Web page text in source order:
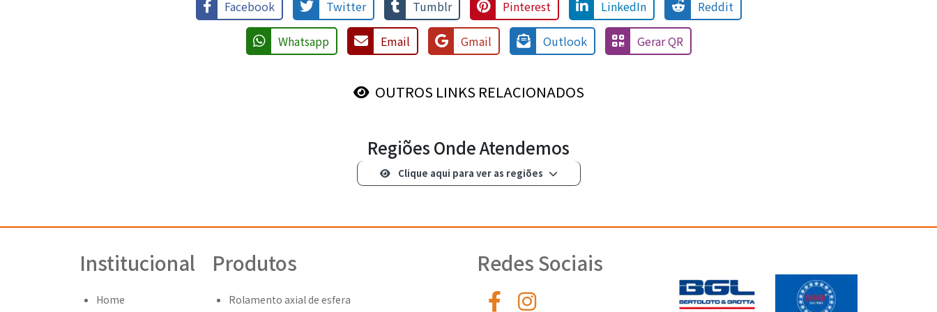
Facebook
Twitter Tumblr Pinterest LinkedIn Reddit
Whatsapp Email Gmail Outlook Gerar QR
OUTROS LINKS RELACIONADOS
Regiões Onde Atendemos
Clique aqui para ver as regiões
Institucional
Home
Produtos
Rolamento axial de esfera
Redes Sociais